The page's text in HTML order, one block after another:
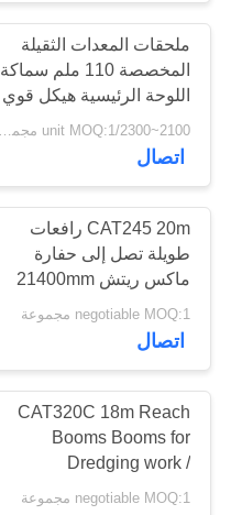
ملحقات المعدات الثقيلة
المخصصة 110 ملم سماكة
اللوحة الرئيسية هيكل قوي
اتصال
CAT245 20m رافعات
طويلة تصل إلى حفارة
ماكس ريتش 21400mm
0.8 Cum صخرة دلو
negotiable MOQ:1 مجموعة
اتصال
CAT320C 18m Reach
Booms Booms for
Dredging work /
Dredging River
negotiable MOQ:1 مجموعة